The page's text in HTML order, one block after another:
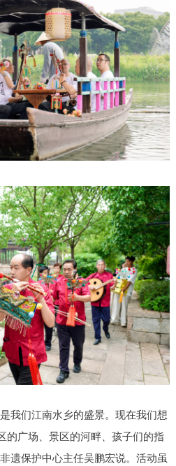
我们江南水乡的盛景。现在我们想
的广场、景区的河畔、孩子们的指
遗保护中心主任吴鹏宏说。活动虽